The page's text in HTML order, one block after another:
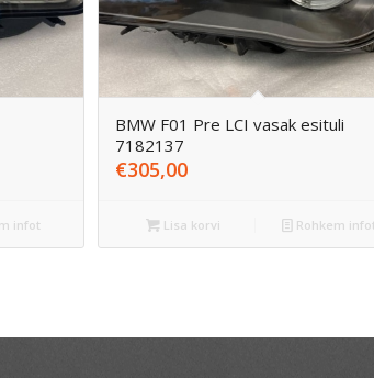
infot
BMW F01 Pre LCI vasak esituli
7182137
€305,00
Lisa korvi Rohkem